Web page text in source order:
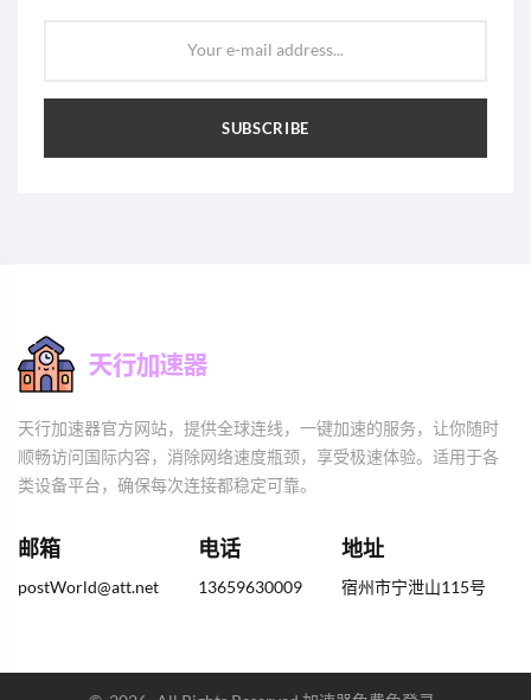
Your e-mail address...
SUBSCRIBE
天行加速器官方网站，提供全球连线，一键加速的服务，让你随时
顺畅访问国际内容，消除网络速度瓶颈，享受极速体验。适用于各
类设备平台，确保每次连接都稳定可靠。
邮箱
postWorld@att.net
电话
13659630009
地址
宿州市宁泄山115号